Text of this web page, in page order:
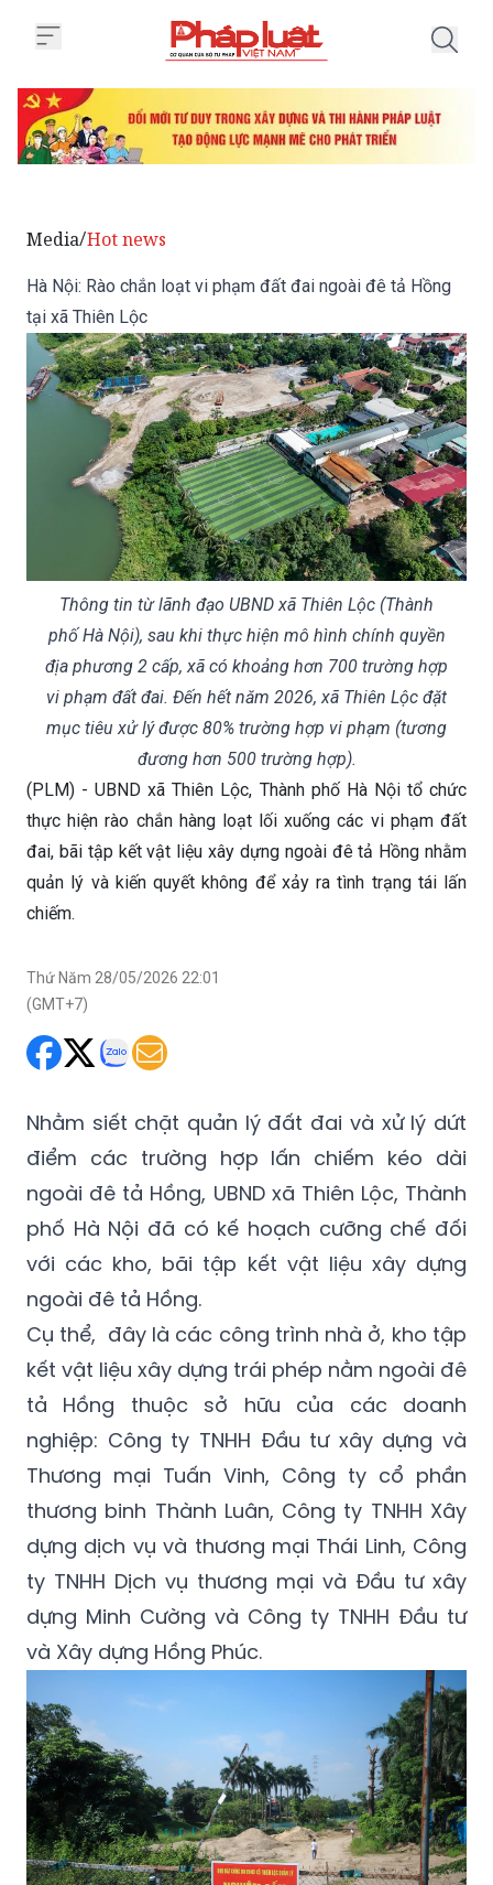
Media/Hot news
Hà Nội: Rào chắn loạt vi phạm đất đai ngoài đê tả Hồng
tại xã Thiên Lộc
Thông tin từ lãnh đạo UBND xã Thiên Lộc (Thành
phố Hà Nội), sau khi thực hiện mô hình chính quyền
địa phương 2 cấp, xã có khoảng hơn 700 trường hợp
vi phạm đất đai. Đến hết năm 2026, xã Thiên Lộc đặt
mục tiêu xử lý được 80% trường hợp vi phạm (tương
đương hơn 500 trường hợp).
(PLM) - UBND xã Thiên Lộc, Thành phố Hà Nội tổ chức
thực hiện rào chắn hàng loạt lối xuống các vi phạm đất
đai, bãi tập kết vật liệu xây dựng ngoài đê tả Hồng nhằm
quản lý và kiến quyết không để xảy ra tình trạng tái lấn
chiếm.
Thứ Năm 28/05/2026 22:01
(GMT+7)
Nhằm siết chặt quản lý đất đai và xử lý dứt
điểm các trường hợp lấn chiếm kéo dài
ngoài đê tả Hồng, UBND xã Thiên Lộc, Thành
phố Hà Nội đã có kế hoạch cưỡng chế đối
với các kho, bãi tập kết vật liệu xây dựng
ngoài đê tả Hồng.
Cụ thể, đây là các công trình nhà ở, kho tập
kết vật liệu xây dựng trái phép nằm ngoài đê
tả Hồng thuộc sở hữu của các doanh
nghiệp: Công ty TNHH Đầu tư xây dựng và
Thương mại Tuấn Vinh, Công ty cổ phần
thương binh Thành Luân, Công ty TNHH Xây
dựng dịch vụ và thương mại Thái Linh, Công
ty TNHH Dịch vụ thương mại và Đầu tư xây
dựng Minh Cường và Công ty TNHH Đầu tư
và Xây dựng Hồng Phúc.